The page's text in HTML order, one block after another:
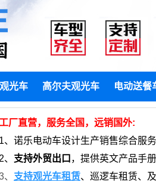
光车 高尔夫观光车 电动送餐
厂直营，服务全国，远销国外:
1、诺乐电动车设计生产销售综合服
2、 支持外贸出口 ，提供英文产品手
、 支持观光车租赁、巡逻车租赁、